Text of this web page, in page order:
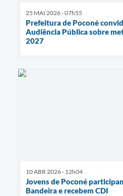
25 MAI 2026 - 07h55
Prefeitura de Poconé
Audiência Pública sobre
2027
10 ABR 2026 - 12h04
Jovens de Poconé
Bandeira e recebem CDI